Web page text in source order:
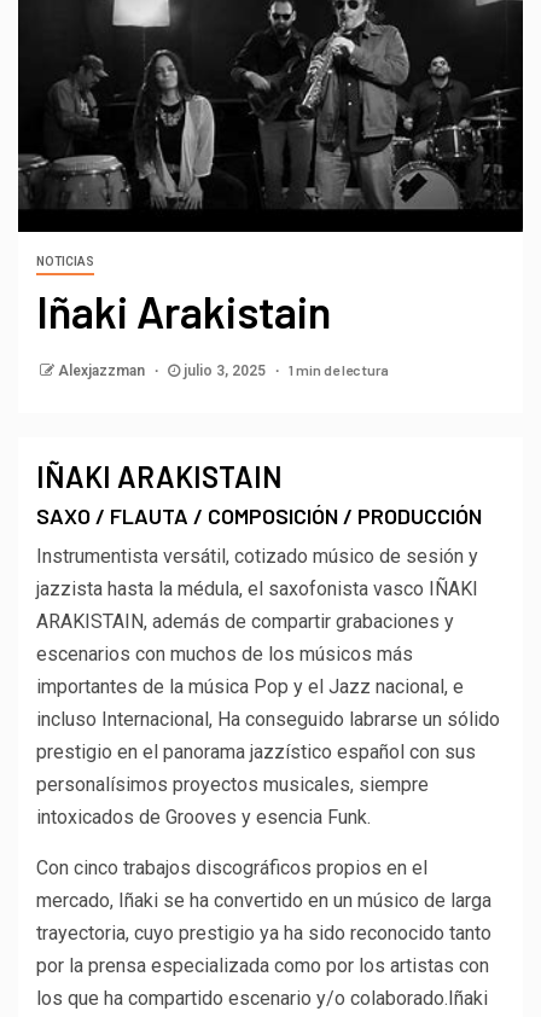
NOTICIAS
Iñaki Arakistain
Alexjazzman julio 3, 2025 1 min de lectura
IÑAKI ARAKISTAIN
SAXO / FLAUTA / COMPOSICIÓN / PRODUCCIÓN
Instrumentista versátil, cotizado músico de sesión y
jazzista hasta la médula, el saxofonista vasco IÑAKI
ARAKISTAIN, además de compartir grabaciones y
escenarios con muchos de los músicos más
importantes de la música Pop y el Jazz nacional, e
incluso Internacional, Ha conseguido labrarse un sólido
prestigio en el panorama jazzístico español con sus
personalísimos proyectos musicales, siempre
intoxicados de Grooves y esencia Funk.
Con cinco trabajos discográficos propios en el
mercado, Iñaki se ha convertido en un músico de larga
trayectoria, cuyo prestigio ya ha sido reconocido tanto
por la prensa especializada como por los artistas con
los que ha compartido escenario y/o colaborado.Iñaki